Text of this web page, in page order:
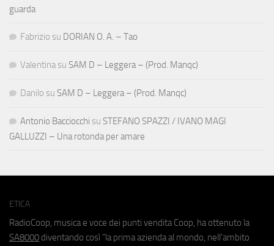
guarda
Fabrizio su DORIAN O. A. – Tao
Valentina su SAM D – Leggera – (Prod. Manqc)
Danilo su SAM D – Leggera – (Prod. Manqc)
Antonio Bacciocchi su STEFANO SPAZZI / IVANO MAGI
GALLUZZI – Una rotonda per amare
ETICA
RadioCoop, musica e voce dei punti vendita Coop, ha ottenuto la
SA8000 diventando così "la prima azienda al mondo, nell'ambito